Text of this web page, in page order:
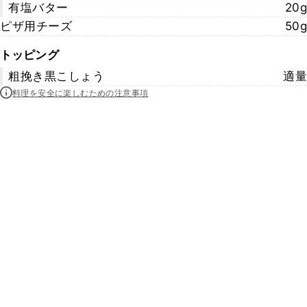
有塩バター
20g
ピザ用チーズ
50g
トッピング
粗挽き黒こしょう
適量
料理を安全に楽しむための注意事項